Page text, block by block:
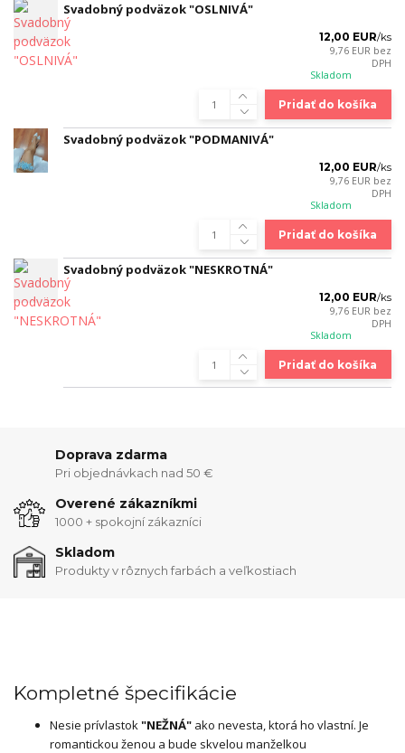
Svadobný podväzok "OSLNIVÁ"
12,00 EUR/ks
9,76 EUR bez
DPH
Skladom
Pridať do košíka
Svadobný podväzok "PODMANIVÁ"
12,00 EUR/ks
9,76 EUR bez
DPH
Skladom
Pridať do košíka
Svadobný podväzok "NESKROTNÁ"
12,00 EUR/ks
9,76 EUR bez
DPH
Skladom
Pridať do košíka
Doprava zdarma
Pri objednávkach nad 50 €
Overené zákazníkmi
1000 + spokojní zákazníci
Skladom
Produkty v rôznych farbách a veľkostiach
Kompletné špecifikácie
Nesie prívlastok"NEŽNÁ" ako nevesta, ktorá ho vlastní. Je
romantickou ženou a bude skvelou manželkou